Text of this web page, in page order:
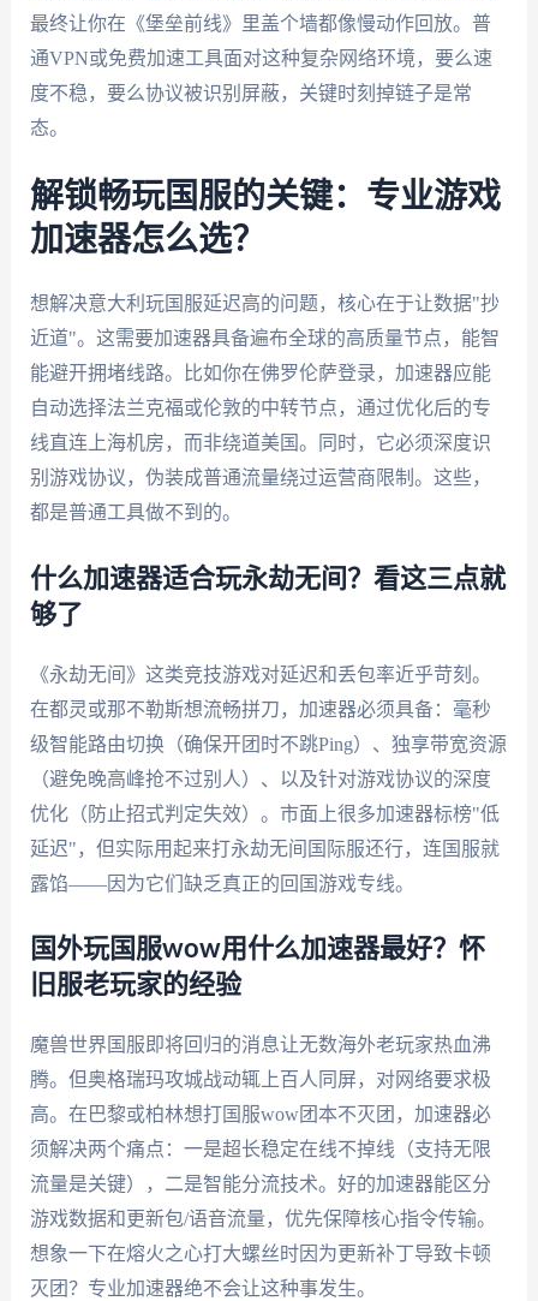
最终让你在《堡垒前线》里盖个墙都像慢动作回放。普
通VPN或免费加速工具面对这种复杂网络环境，要么速
度不稳，要么协议被识别屏蔽，关键时刻掉链子是常
态。
解锁畅玩国服的关键：专业游戏
加速器怎么选？
想解决意大利玩国服延迟高的问题，核心在于让数据"抄
近道"。这需要加速器具备遍布全球的高质量节点，能智
能避开拥堵线路。比如你在佛罗伦萨登录，加速器应能
自动选择法兰克福或伦敦的中转节点，通过优化后的专
线直连上海机房，而非绕道美国。同时，它必须深度识
别游戏协议，伪装成普通流量绕过运营商限制。这些，
都是普通工具做不到的。
什么加速器适合玩永劫无间？看这三点就
够了
《永劫无间》这类竞技游戏对延迟和丢包率近乎苛刻。
在都灵或那不勒斯想流畅拼刀，加速器必须具备：毫秒
级智能路由切换（确保开团时不跳Ping）、独享带宽资源
（避免晚高峰抢不过别人）、以及针对游戏协议的深度
优化（防止招式判定失效）。市面上很多加速器标榜"低
延迟"，但实际用起来打永劫无间国际服还行，连国服就
露馅——因为它们缺乏真正的回国游戏专线。
国外玩国服wow用什么加速器最好？怀
旧服老玩家的经验
魔兽世界国服即将回归的消息让无数海外老玩家热血沸
腾。但奥格瑞玛攻城战动辄上百人同屏，对网络要求极
高。在巴黎或柏林想打国服wow团本不灭团，加速器必
须解决两个痛点：一是超长稳定在线不掉线（支持无限
流量是关键），二是智能分流技术。好的加速器能区分
游戏数据和更新包/语音流量，优先保障核心指令传输。
想象一下在熔火之心打大螺丝时因为更新补丁导致卡顿
灭团？专业加速器绝不会让这种事发生。